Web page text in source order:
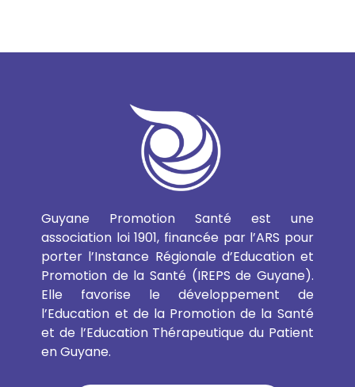
Guyane Promotion Santé est une
association loi 1901, financée par l’ARS pour
porter l’Instance Régionale d’Education et
Promotion de la Santé (IREPS de Guyane).
Elle favorise le développement de
l’Education et de la Promotion de la Santé
et de l’Education Thérapeutique du Patient
en Guyane.